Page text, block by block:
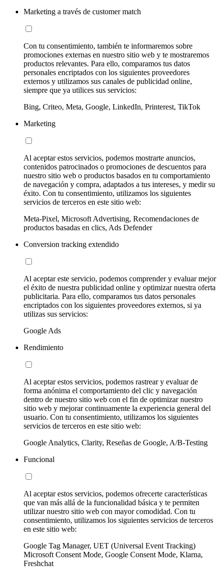
Marketing a través de customer match
Con tu consentimiento, también te informaremos sobre
promociones externas en nuestro sitio web y te mostraremos
productos relevantes. Para ello, comparamos tus datos
personales encriptados con los siguientes proveedores
externos y utilizamos sus canales de publicidad online,
siempre que ya utilices sus servicios:
Bing, Criteo, Meta, Google, LinkedIn, Printerest, TikTok
Marketing
Al aceptar estos servicios, podemos mostrarte anuncios,
contenidos patrocinados o promociones de descuentos para
nuestro sitio web o productos basados en tu comportamiento
de navegación y compra, adaptados a tus intereses, y medir su
éxito. Con tu consentimiento, utilizamos los siguientes
servicios de terceros en este sitio web:
Meta-Pixel, Microsoft Advertising, Recomendaciones de
productos basadas en clics, Ads Defender
Conversion tracking extendido
Al aceptar este servicio, podemos comprender y evaluar mejor
el éxito de nuestra publicidad online y optimizar nuestra oferta
publicitaria. Para ello, comparamos tus datos personales
encriptados con los siguientes proveedores externos, si ya
utilizas sus servicios:
Google Ads
Rendimiento
Al aceptar estos servicios, podemos rastrear y evaluar de
forma anónima el comportamiento del clic y navegación
dentro de nuestro sitio web con el fin de optimizar nuestro
sitio web y mejorar continuamente la experiencia general del
usuario. Con tu consentimiento, utilizamos los siguientes
servicios de terceros en este sitio web:
Google Analytics, Clarity, Reseñas de Google, A/B-Testing
Funcional
Al aceptar estos servicios, podemos ofrecerte características
que van más allá de la funcionalidad básica y te permiten
utilizar nuestro sitio web con mayor comodidad. Con tu
consentimiento, utilizamos los siguientes servicios de terceros
en este sitio web:
Google Tag Manager, UET (Universal Event Tracking)
Microsoft Consent Mode, Google Consent Mode, Klarna,
Freshchat